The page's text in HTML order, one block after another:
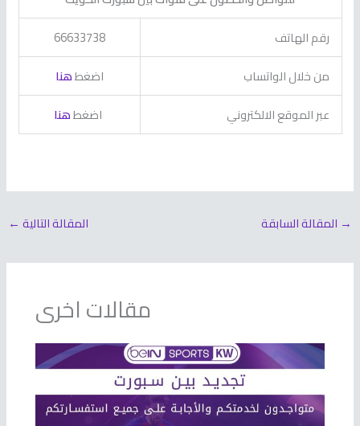
رقم الهاتف
66633738
من خلال الواتساب
اضغطهنا
عبر الموقع الالكتروني
اضغطهنا
→ المقالة السابقة المقالة التالية ←
مقالات اخرى